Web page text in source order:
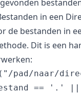
in een
de bestanden in
Dit is een
pad/naar/
== '.'